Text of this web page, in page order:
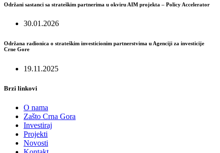
Održani sastanci sa strateškim partnerima u okviru AIM projekta – Policy Accelerator
30.01.2026
Održana radionica o strateškim investicionim partnerstvima u Agenciji za investicije
Crne Gore
19.11.2025
Brzi linkovi
O nama
Zašto Crna Gora
Investiraj
Projekti
Novosti